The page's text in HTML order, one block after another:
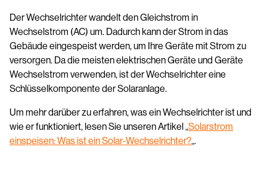
Der Wechselrichter wandelt den Gleichstrom in
Wechselstrom (AC) um. Dadurch kann der Strom in das
Gebäude eingespeist werden, um Ihre Geräte mit Strom zu
versorgen. Da die meisten elektrischen Geräte und Geräte
Wechselstrom verwenden, ist der Wechselrichter eine
Schlüsselkomponente der Solaranlage.
Um mehr darüber zu erfahren, was ein Wechselrichter ist und
wie er funktioniert, lesen Sie unseren Artikel „Solarstrom
einspeisen: Was ist ein Solar-Wechselrichter?„.